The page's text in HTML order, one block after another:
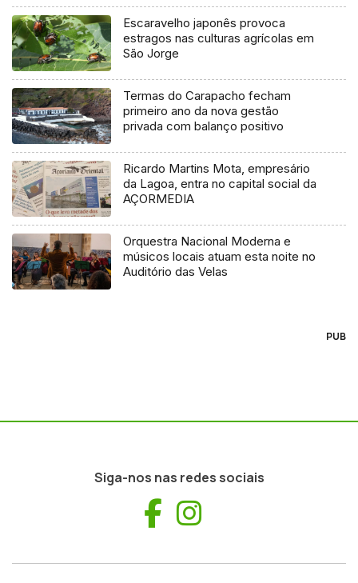
Escaravelho japonês provoca
estragos nas culturas agrícolas em
São Jorge
Termas do Carapacho fecham
primeiro ano da nova gestão
privada com balanço positivo
Ricardo Martins Mota, empresário
da Lagoa, entra no capital social da
AÇORMEDIA
Orquestra Nacional Moderna e
músicos locais atuam esta noite no
Auditório das Velas
PUB
Siga-nos nas redes sociais
Facebook